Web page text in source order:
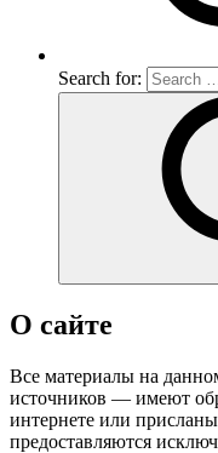
Search for:
О сайте
Все материалы на
источников — имеют
интернете или
предоставляются